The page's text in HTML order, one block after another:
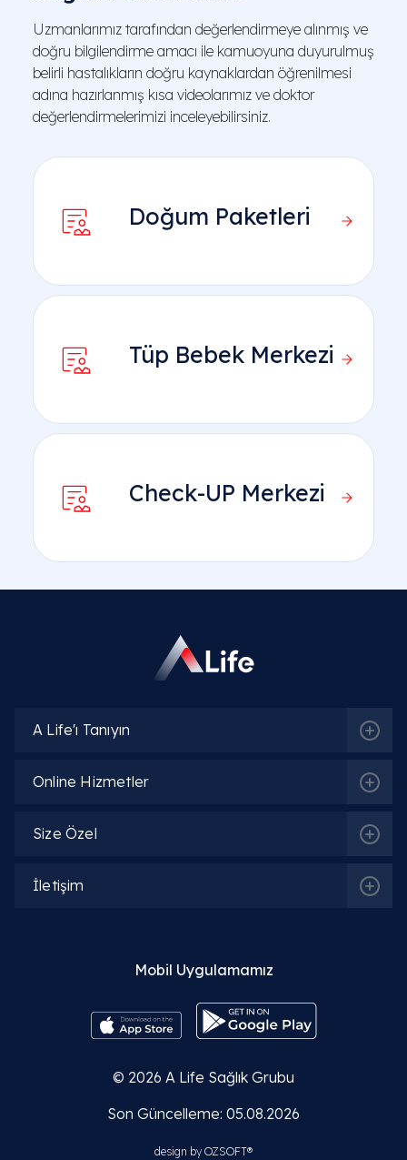
Uzmanlarımız tarafından değerlendirmeye alınmış ve
doğru bilgilendirme amacı ile kamuoyuna duyurulmuş
belirli hastalıkların doğru kaynaklardan öğrenilmesi
adına hazırlanmış kısa videolarımız ve doktor
değerlendirmelerimizi inceleyebilirsiniz.
Doğum Paketleri
Tüp Bebek Merkezi
Check-UP Merkezi
A Life'ı Tanıyın
Online Hizmetler
Size Özel
İletişim
Mobil Uygulamamız
© 2026 A Life Sağlık Grubu
Son Güncelleme: 05.08.2026
design by OZSOFT®